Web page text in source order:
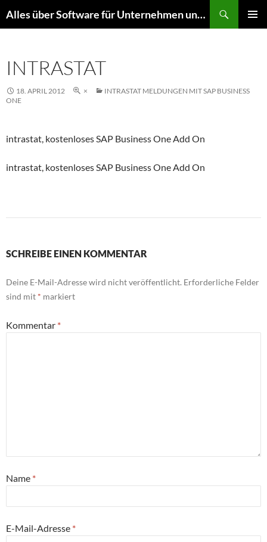
Inhalt
Alles über Software für Unternehmen und mehr
INTRASTAT
18. APRIL 2012 ×
INTRASTAT MELDUNGEN MIT SAP BUSINESS
ONE
intrastat, kostenloses SAP Business One Add On
intrastat, kostenloses SAP Business One Add On
SCHREIBE EINEN KOMMENTAR
Deine E-Mail-Adresse wird nicht veröffentlicht. Erforderliche Felder
sind mit * markiert
Kommentar *
Name *
E-Mail-Adresse *